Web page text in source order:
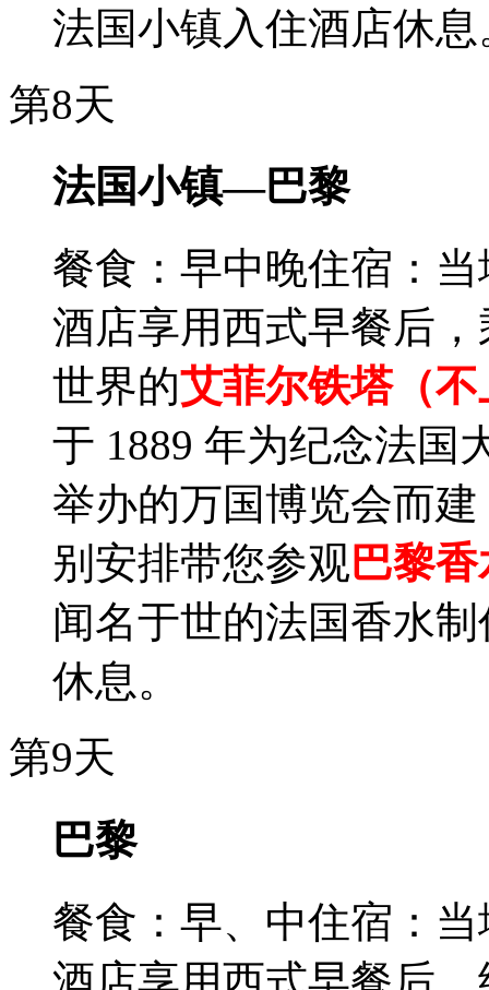
法国小镇入住酒店休息
第8天
法国小镇—巴黎
餐食：早中晚住宿：
酒店享用西式早餐后
世界的艾菲尔铁塔（
于 1889 年为纪念法国
举办的万国博览会而
别安排带您参观巴黎
闻名于世的法国香水
休息。
第9天
巴黎
餐食：早、中住宿：
酒店享用西式早餐后，